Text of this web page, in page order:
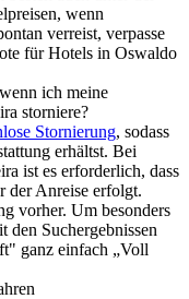
wenn
verreist, verpasse
für Hotels in Oswaldo
ich meine
storniere?
Stornierung, sodass
erhältst. Bei
ist es erforderlich, dass
der Anreise erfolgt.
vorher. Um besonders
den Suchergebnissen
ganz einfach „Voll